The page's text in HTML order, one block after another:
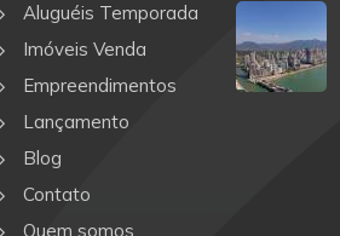
Aluguéis Temporada
Imóveis Venda
Empreendimentos
Lançamento
Blog
Contato
Quem somos